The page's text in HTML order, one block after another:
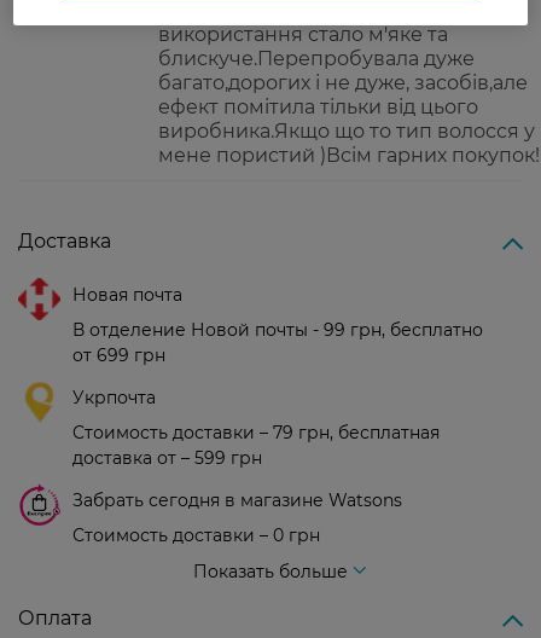
використання стало м'яке та
блискуче.Перепробувала дуже
багато,дорогих і не дуже, засобів,але
ефект помітила тільки від цього
виробника.Якщо що то тип волосся у
мене пористий )Всім гарних покупок!
Доставка
Новая почта
В отделение Новой почты - 99 грн, бесплатно
от 699 грн
Укрпочта
Стоимость доставки – 79 грн, бесплатная
доставка от – 599 грн
Забрать сегодня в магазине Watsons
Стоимость доставки – 0 грн
Показать больше
Оплата